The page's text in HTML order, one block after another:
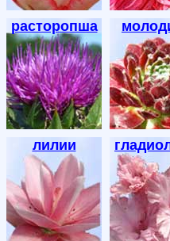
расторопша
лилии